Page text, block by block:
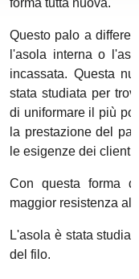
forma tutta nuova.
Questo palo a
l'asola interna o
incassata. Questa
stata studiata per
di uniformare il più
la prestazione del
le esigenze dei clienti.
Con questa forma
maggior resistenza
L'asola è stata
del filo.